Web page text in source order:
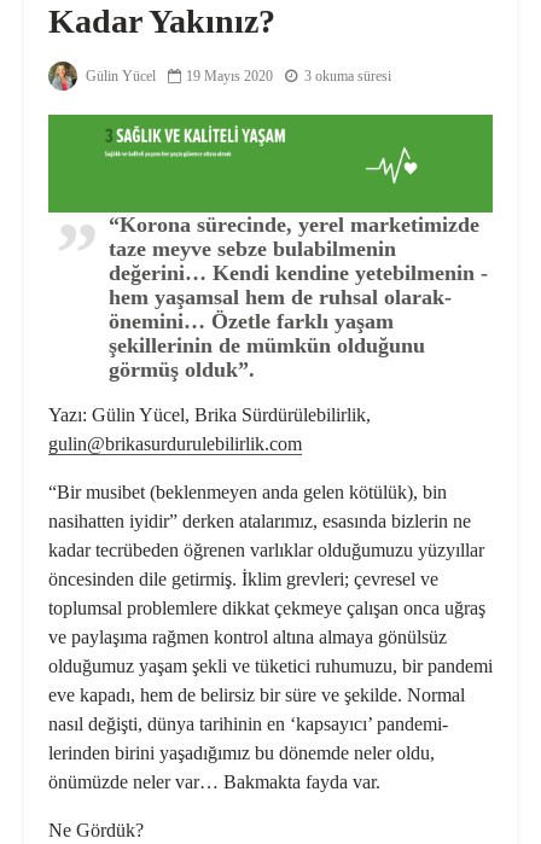
Kadar Yakınız?
Gülin Yücel 19 Mayıs 2020 3 okuma süresi
“Korona sürecinde, yerel marketimizde
taze meyve sebze bulabilmenin
değerini… Kendi kendine yetebilmenin -
hem ya­şamsal hem de ruhsal olarak-
önemi­ni… Özetle farklı yaşam
şekillerinin de mümkün olduğunu
görmüş olduk”.
Yazı: Gülin Yücel, Brika Sürdürülebilirlik,
gulin@brikasurdurulebilirlik.com
“Bir musibet (beklenmeyen anda gelen kötülük), bin
nasihatten iyidir” derken atalarımız, esasında bizlerin ne
kadar tecrübeden öğrenen varlıklar ol­duğumuzu yüzyıllar
öncesinden dile getirmiş. İklim grevleri; çevresel ve
toplumsal problemlere dikkat çekmeye çalışan onca uğraş
ve paylaşıma rağmen kontrol altına almaya gönülsüz
olduğu­muz yaşam şekli ve tüketici ruhumuzu, bir pandemi
eve kapadı, hem de belirsiz bir süre ve şekilde. Normal
nasıl değişti, dünya tarihinin en ‘kapsayıcı’ pandemi­
lerinden birini yaşadığımız bu dönemde neler oldu,
önümüzde neler var… Bak­makta fayda var.
Ne Gördük?